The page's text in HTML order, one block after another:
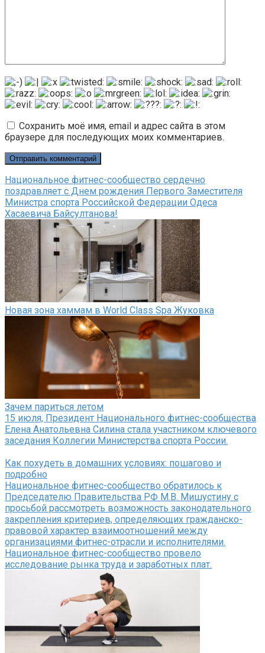
Сохранить моё имя, email и адрес сайта в этом
браузере для последующих моих комментариев.
Национальное фитнес-сообщество сердечно
поздравляет с Днем рождения Первого Заместителя
Министра спорта Российской Федерации Одеса
Хасаевича Байсултанова!
Новая зона хаммам в World Class Spa Жуковка
Зачем париться летом
15 июля, Президент Национального фитнес-сообщества
Елена Анатольевна Силина стала участником ключевого
заседания Коллегии Министерства спорта России.
Как похудеть в домашних условиях: пошагово и
подробно
Национальное фитнес-сообщество обратилось к
Председателю Правительства РФ М.В. Мишустину с
просьбой рассмотреть возможность законодательного
закрепления критериев, определяющих гражданско-
правовой характер взаимоотношений между
организациями фитнес-отрасли и исполнителями.
Национальное фитнес-сообщество провело
исследование рынка труда и заработных плат.